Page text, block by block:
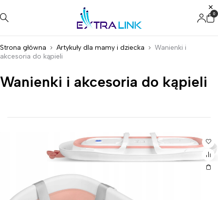
0
Strona główna Artykuły dla mamy i dziecka
Wanienki i
akcesoria do kąpieli
Wanienki i akcesoria do kąpieli